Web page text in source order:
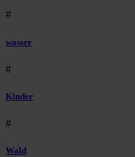
#
wasser
#
Kinder
#
Wald